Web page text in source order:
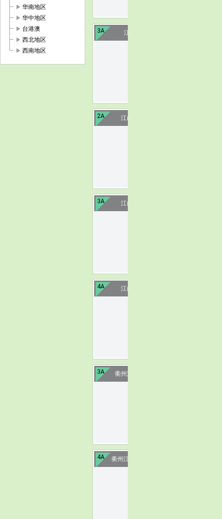
play_arrow 华南地区
play_arrow 华中地区
play_arrow 台港澳
play_arrow 西北地区
play_arrow 西南地区
3A 江山仙霞关
2A 江山须江公园
3A 江山醉美碗窑
4A 江山大陈古村
3A 衢州江山秀美耕读
4A 衢州江南儒城·水亭门